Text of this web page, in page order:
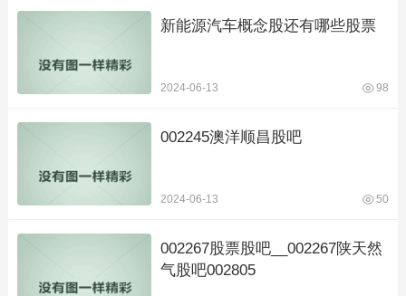
新能源汽车概念股还有哪些股票
2024-06-13 98
002245澳洋顺昌股吧
2024-06-13 50
002267股票股吧__002267陕天然
气股吧002805